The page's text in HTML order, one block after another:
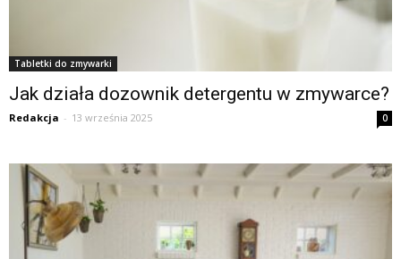
Tabletki do zmywarki
Jak działa dozownik detergentu w zmywarce?
Redakcja - 13 września 2025 0